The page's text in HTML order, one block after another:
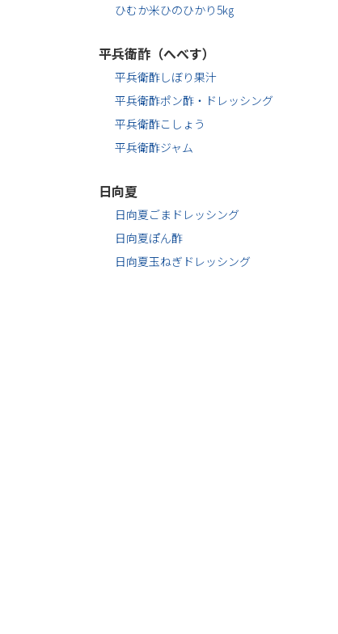
ひむか米ひのひかり5㎏
平兵衛酢（へべす）
平兵衛酢しぼり果汁
平兵衛酢ポン酢・ドレッシング
平兵衛酢こしょう
平兵衛酢ジャム
日向夏
日向夏ごまドレッシング
日向夏ぽん酢
日向夏玉ねぎドレッシング